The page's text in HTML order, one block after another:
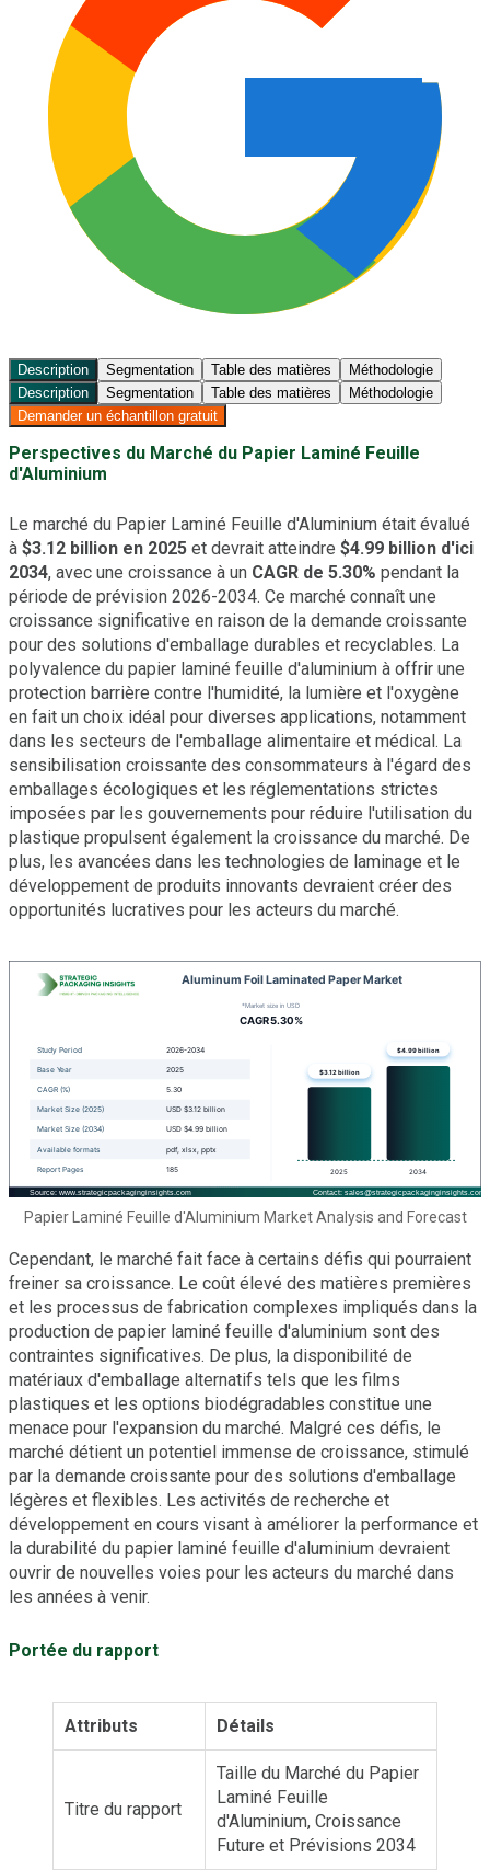
Description Segmentation Table des matières
Méthodologie
Description
Segmentation Table des matières
Méthodologie
Demander un échantillon gratuit
Perspectives du Marché du Papier Laminé Feuille
d'Aluminium
Le marché du Papier Laminé Feuille d'Aluminium était évalué
à $3.12 billion en 2025 et devrait atteindre $4.99 billion d'ici
2034, avec une croissance à un CAGR de 5.30% pendant la
période de prévision 2026-2034. Ce marché connaît une
croissance significative en raison de la demande croissante
pour des solutions d'emballage durables et recyclables. La
polyvalence du papier laminé feuille d'aluminium à offrir une
protection barrière contre l'humidité, la lumière et l'oxygène
en fait un choix idéal pour diverses applications, notamment
dans les secteurs de l'emballage alimentaire et médical. La
sensibilisation croissante des consommateurs à l'égard des
emballages écologiques et les réglementations strictes
imposées par les gouvernements pour réduire l'utilisation du
plastique propulsent également la croissance du marché. De
plus, les avancées dans les technologies de laminage et le
développement de produits innovants devraient créer des
opportunités lucratives pour les acteurs du marché.
Papier Laminé Feuille d'Aluminium Market Analysis and Forecast
Cependant, le marché fait face à certains défis qui pourraient
freiner sa croissance. Le coût élevé des matières premières
et les processus de fabrication complexes impliqués dans la
production de papier laminé feuille d'aluminium sont des
contraintes significatives. De plus, la disponibilité de
matériaux d'emballage alternatifs tels que les films
plastiques et les options biodégradables constitue une
menace pour l'expansion du marché. Malgré ces défis, le
marché détient un potentiel immense de croissance, stimulé
par la demande croissante pour des solutions d'emballage
légères et flexibles. Les activités de recherche et
développement en cours visant à améliorer la performance et
la durabilité du papier laminé feuille d'aluminium devraient
ouvrir de nouvelles voies pour les acteurs du marché dans
les années à venir.
Portée du rapport
Attributs Détails
Titre du rapport
Taille du Marché du Papier
Laminé Feuille
d'Aluminium, Croissance
Future et Prévisions 2034